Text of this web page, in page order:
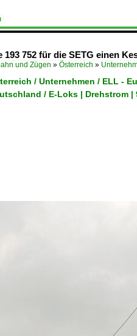
193 752 für die SETG einen
und Zügen » Österreich »
/ Unternehmen / ELL -
/ E-Loks | Drehstrom